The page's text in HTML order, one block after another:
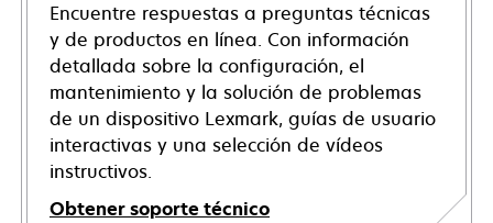
Encuentre respuestas a preguntas técnicas
y de productos en línea. Con información
detallada sobre la configuración, el
mantenimiento y la solución de problemas
de un dispositivo Lexmark, guías de usuario
interactivas y una selección de vídeos
instructivos.
Obtener soporte técnico